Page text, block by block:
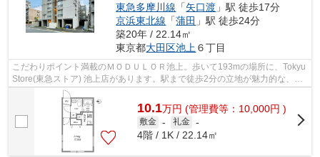
東急多摩川線 「矢口渡 」駅 徒歩17分
京浜東北線 「蒲田 」駅 徒歩24分
築20年 / 22.14㎡
東京都大田区池上 ６丁目
こだわりポイント満載のＭＯＤＵＬＯＲ池上。歩いて193mの場所に、Tokyu
Store(東急ストア) 池上店があります。駅まで徒歩2分の立地が魅力的な、利
便性の高い物件です。こちらの物件は...
10.1万円 (管理費等：10,000円 )
敷金 - 礼金 -
4階 / 1K / 22.14㎡